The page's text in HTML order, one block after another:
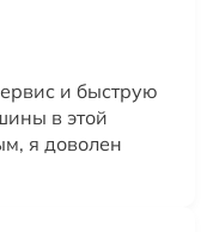
и быструю
в этой
я доволен